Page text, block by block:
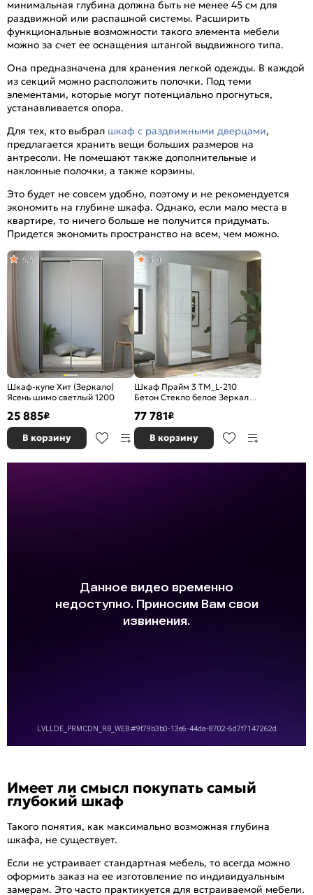
минимальная глубина должна быть не менее 45 см для
раздвижной или распашной системы. Расширить
функциональные возможности такого элемента мебели
можно за счет ее оснащения штангой выдвижного типа.
Она предназначена для хранения легкой одежды. В каждой
из секций можно расположить полочки. Под теми
элементами, которые могут потенциально прогнуться,
устанавливается опора.
Для тех, кто выбрал шкаф с раздвижными дверцами,
предлагается хранить вещи больших размеров на
антресоли. Не помешают также дополнительные и
наклонные полочки, а также корзины.
Это будет не совсем удобно, поэтому и не рекомендуется
экономить на глубине шкафа. Однако, если мало места в
квартире, то ничего больше не получится придумать.
Придется экономить пространство на всем, чем можно.
Шкаф-купе Хит (Зеркало)
Ясень шимо светлый 1200
4,4
25 885₽
В корзину
Шкаф Прайм 3 TM_L-210
Бетон Стекло белое Зеркало
5,0
77 781₽
В корзину
Имеет ли смысл покупать самый
глубокий шкаф
Такого понятия, как максимально возможная глубина
шкафа, не существует.
Если не устраивает стандартная мебель, то всегда можно
оформить заказ на ее изготовление по индивидуальным
замерам. Это часто практикуется для встраиваемой мебели.